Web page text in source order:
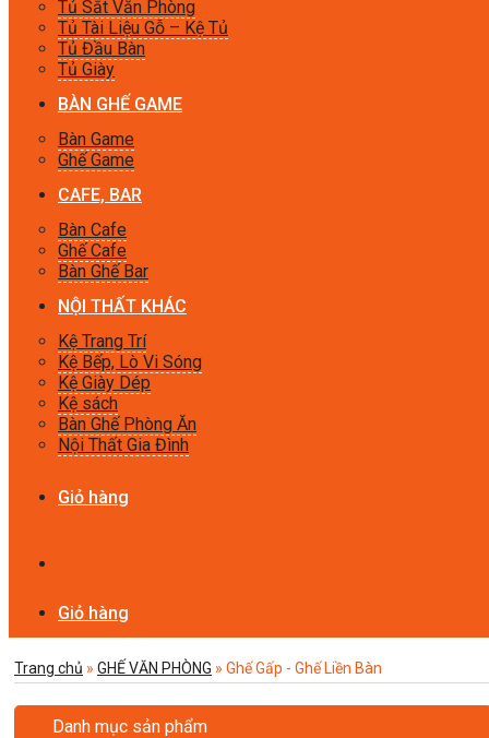
Tủ Sắt Văn Phòng
Tủ Tài Liệu Gỗ – Kệ Tủ
Tủ Đầu Bàn
Tủ Giày
BÀN GHẾ GAME
Bàn Game
Ghế Game
CAFE, BAR
Bàn Cafe
Ghế Cafe
Bàn Ghế Bar
NỘI THẤT KHÁC
Kệ Trang Trí
Kệ Bếp, Lò Vi Sóng
Kệ Giày Dép
Kệ sách
Bàn Ghế Phòng Ăn
Nội Thất Gia Đình
Giỏ hàng
Giỏ hàng
Trang chủ » GHẾ VĂN PHÒNG » Ghế Gấp - Ghế Liền Bàn
Danh mục sản phẩm